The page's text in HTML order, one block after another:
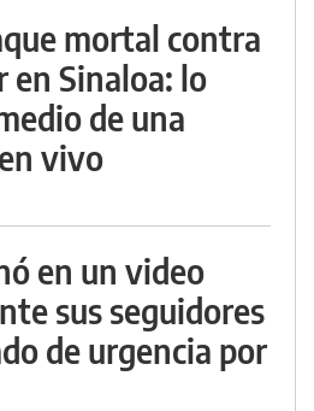
mortal contra
en Sinaloa: lo
de una
vivo
en un video
sus seguidores
de urgencia por